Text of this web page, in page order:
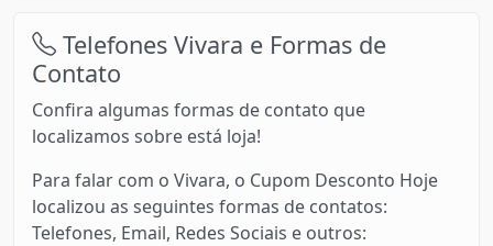
Telefones Vivara e Formas de
Contato
Confira algumas formas de contato que
localizamos sobre está loja!
Para falar com o Vivara, o Cupom Desconto Hoje
localizou as seguintes formas de contatos:
Telefones, Email, Redes Sociais e outros: